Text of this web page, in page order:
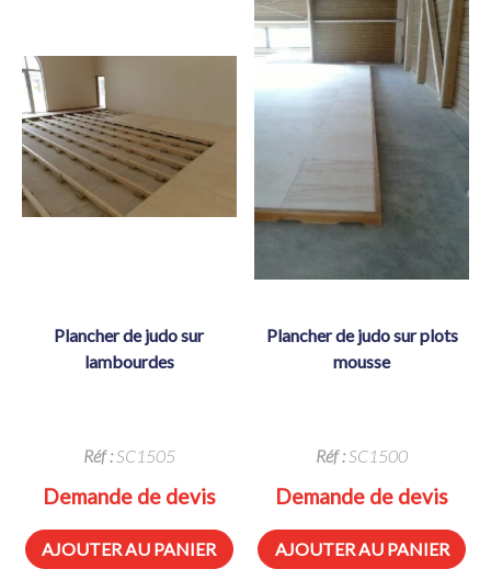
plancher de judo sur
lambourdes
Réf :SC1505
Demande de devis
AJOUTER AU PANIER
plancher de judo sur plots
mousse
Réf :SC1500
Demande de devis
AJOUTER AU PANIER